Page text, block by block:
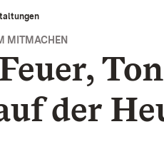
MITMACHEN
der